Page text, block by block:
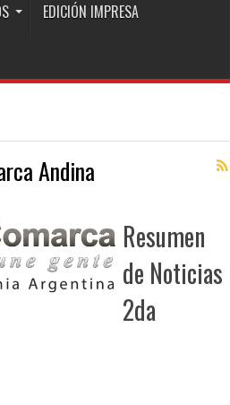
EDICIÓN IMPRESA
Andina
Resumen
de Noticias
2da